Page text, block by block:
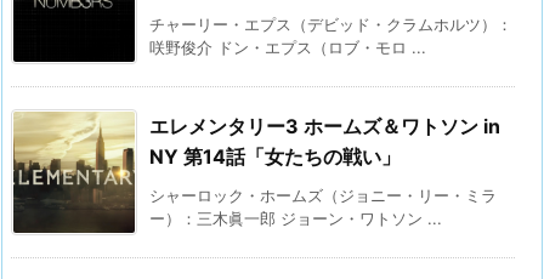
チャーリー・エプス（デビッド・クラムホルツ）：
咲野俊介 ドン・エプス（ロブ・モロ ...
エレメンタリー3 ホームズ＆ワトソン in
NY 第14話「女たちの戦い」
シャーロック・ホームズ（ジョニー・リー・ミラ
ー）：三木眞一郎 ジョーン・ワトソン ...